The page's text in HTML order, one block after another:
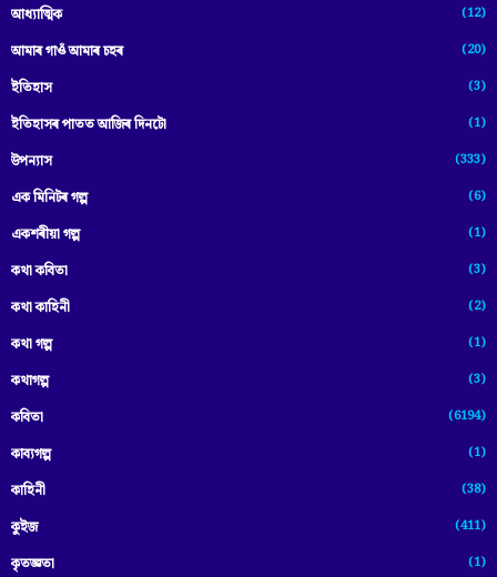
আধ্যাত্মিক (12)
আমাৰ গাওঁ আমাৰ চহৰ (20)
ইতিহাস (3)
ইতিহাসৰ পাতত আজিৰ দিনটো (1)
উপন্যাস (333)
এক মিনিটৰ গল্প (6)
একশৰীয়া গল্প (1)
কথা কবিতা (3)
কথা কাহিনী (2)
কথা গল্প (1)
কথাগল্প (3)
কবিতা (6194)
কাব্যগল্প (1)
কাহিনী (38)
কুইজ (411)
কৃতজ্ঞতা (1)